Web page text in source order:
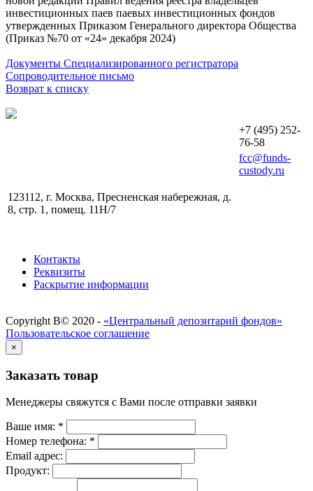
инвестиционных паев паевых инвестиционных фондов
утвержденных Приказом Генерального директора Общества
(Приказ №70 от «24» декабря 2024)
Документы Специализированного регистратора
Сопроводительное письмо
Возврат к списку
+7 (495) 252-
76-58
fcc@funds-
custody.ru
123112, г. Москва, Пресненская набережная, д.
8, стр. 1, помещ. 11H/7
Контакты
Реквизиты
Раскрытие информации
Copyright В© 2020 - «Центральный депозитарий фондов»
Пользовательское соглашение
×
Заказать товар
Менеджеры свяжутся с Вами после отправки заявки
Ваше имя: *
Номер телефона: *
Email адрес:
Продукт: